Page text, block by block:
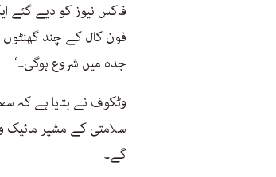
فاکس نیوز کو دیے گئے
فون کال کے چند
جدہ میں شروع ہوگی۔‘
وٹکوف نے بتایا ہے کہ
سلامتی کے مشیر مائیک
گے۔